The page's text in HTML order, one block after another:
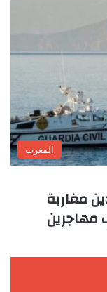
المغرب
مغاربة
مهاجرين